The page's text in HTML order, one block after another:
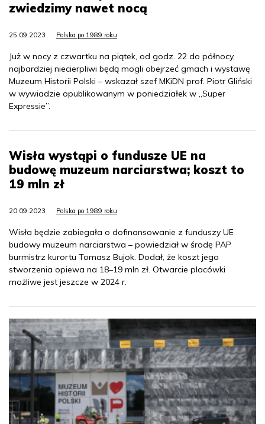
zwiedzimy nawet nocą
25.09.2023 Polska po 1989 roku
Już w nocy z czwartku na piątek, od godz. 22 do północy,
najbardziej niecierpliwi będą mogli obejrzeć gmach i wystawę
Muzeum Historii Polski – wskazał szef MKiDN prof. Piotr Gliński
w wywiadzie opublikowanym w poniedziałek w „Super
Expressie”.
Wisła wystąpi o fundusze UE na
budowę muzeum narciarstwa; koszt to
19 mln zł
20.09.2023 Polska po 1989 roku
Wisła będzie zabiegała o dofinansowanie z funduszy UE
budowy muzeum narciarstwa – powiedział w środę PAP
burmistrz kurortu Tomasz Bujok. Dodał, że koszt jego
stworzenia opiewa na 18–19 mln zł. Otwarcie placówki
możliwe jest jeszcze w 2024 r.